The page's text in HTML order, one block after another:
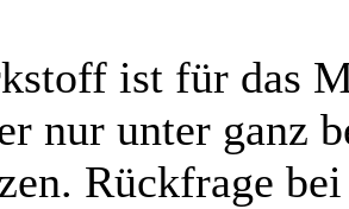
ist für das
nur unter ganz
Rückfrage